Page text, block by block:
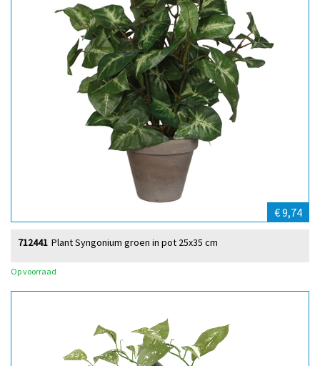
€ 9,74
Plant Syngonium groen in pot 25x35 cm
712441
Op voorraad